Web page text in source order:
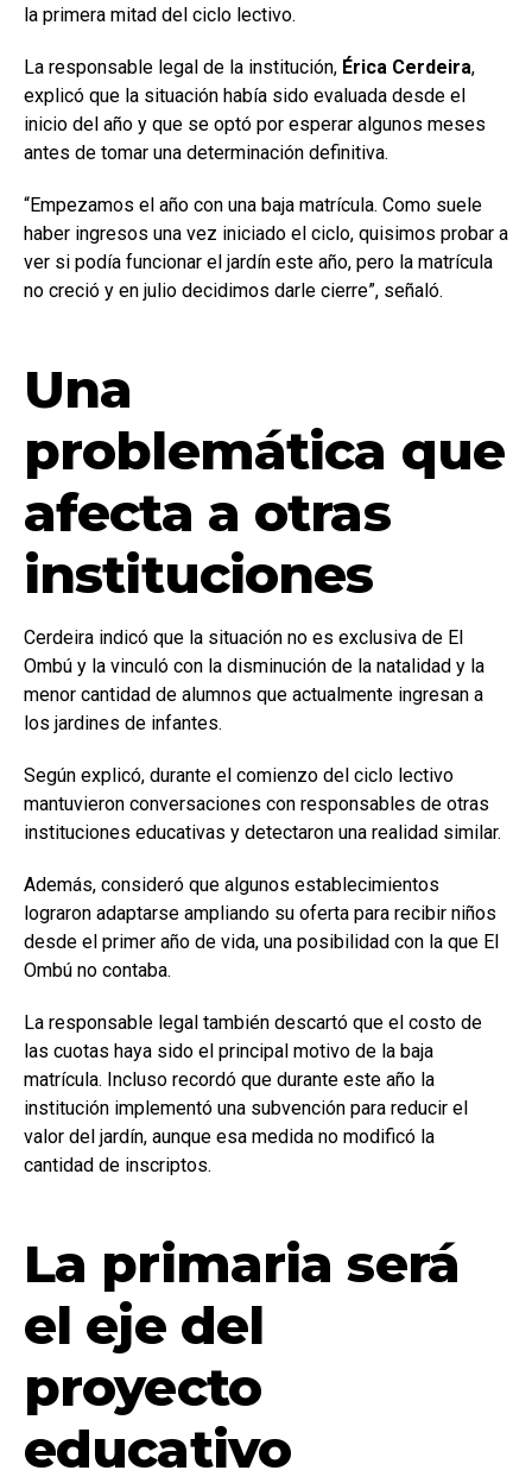
la primera mitad del ciclo lectivo.
La responsable legal de la institución, Érica Cerdeira,
explicó que la situación había sido evaluada desde el
inicio del año y que se optó por esperar algunos meses
antes de tomar una determinación definitiva.
“Empezamos el año con una baja matrícula. Como suele
haber ingresos una vez iniciado el ciclo, quisimos probar a
ver si podía funcionar el jardín este año, pero la matrícula
no creció y en julio decidimos darle cierre”, señaló.
Una
problemática que
afecta a otras
instituciones
Cerdeira indicó que la situación no es exclusiva de El
Ombú y la vinculó con la disminución de la natalidad y la
menor cantidad de alumnos que actualmente ingresan a
los jardines de infantes.
Según explicó, durante el comienzo del ciclo lectivo
mantuvieron conversaciones con responsables de otras
instituciones educativas y detectaron una realidad similar.
Además, consideró que algunos establecimientos
lograron adaptarse ampliando su oferta para recibir niños
desde el primer año de vida, una posibilidad con la que El
Ombú no contaba.
La responsable legal también descartó que el costo de
las cuotas haya sido el principal motivo de la baja
matrícula. Incluso recordó que durante este año la
institución implementó una subvención para reducir el
valor del jardín, aunque esa medida no modificó la
cantidad de inscriptos.
La primaria será
el eje del
proyecto
educativo